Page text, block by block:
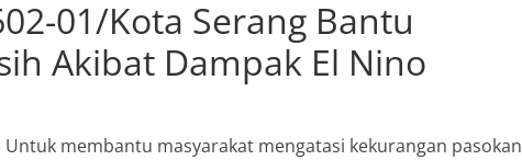
01/Kota Serang Bantu
Akibat Dampak El Nino
Untuk membantu masyarakat mengatasi kekurangan pasokan